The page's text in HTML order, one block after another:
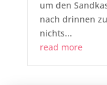
um den
nach drinnen
nichts...
read more